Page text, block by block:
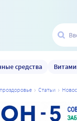
средства
проздоровье статьи